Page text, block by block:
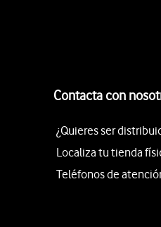
Contacta con
¿Quieres ser
Localiza tu tienda
Teléfonos de